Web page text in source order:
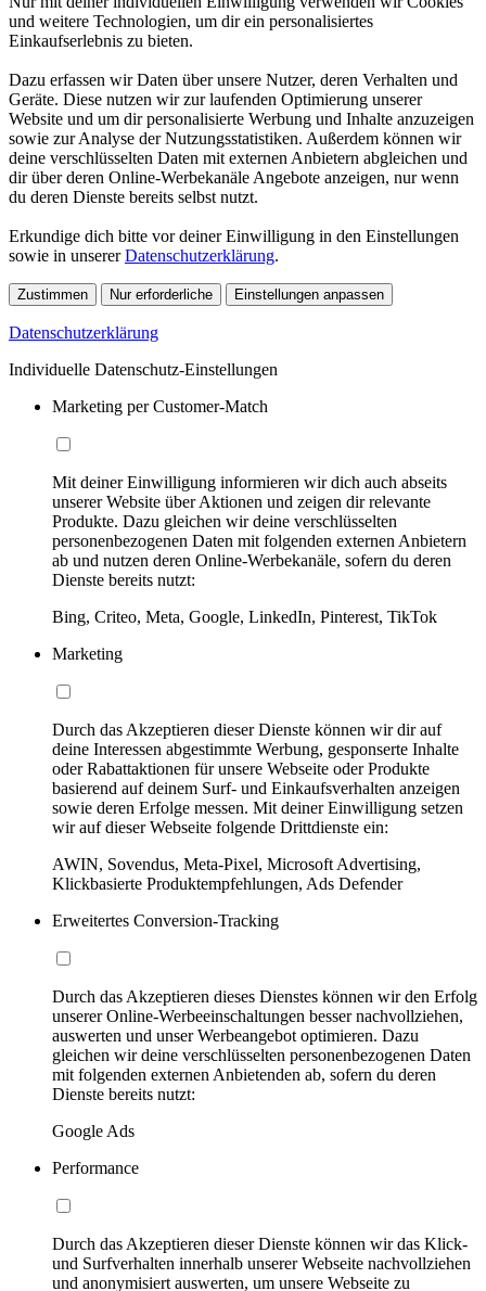
und weitere Technologien, um dir ein personalisiertes
Einkaufserlebnis zu bieten.
Dazu erfassen wir Daten über unsere Nutzer, deren Verhalten und
Geräte. Diese nutzen wir zur laufenden Optimierung unserer
Website und um dir personalisierte Werbung und Inhalte anzuzeigen
sowie zur Analyse der Nutzungsstatistiken. Außerdem können wir
deine verschlüsselten Daten mit externen Anbietern abgleichen und
dir über deren Online-Werbekanäle Angebote anzeigen, nur wenn
du deren Dienste bereits selbst nutzt.
Erkundige dich bitte vor deiner Einwilligung in den Einstellungen
sowie in unsererDatenschutzerklärung.
Zustimmen Nur erforderliche Einstellungen anpassen
Datenschutzerklärung
Individuelle Datenschutz-Einstellungen
Marketing per Customer-Match
Mit deiner Einwilligung informieren wir dich auch abseits
unserer Website über Aktionen und zeigen dir relevante
Produkte. Dazu gleichen wir deine verschlüsselten
personenbezogenen Daten mit folgenden externen Anbietern
ab und nutzen deren Online-Werbekanäle, sofern du deren
Dienste bereits nutzt:
Bing, Criteo, Meta, Google, LinkedIn, Pinterest, TikTok
Marketing
Durch das Akzeptieren dieser Dienste können wir dir auf
deine Interessen abgestimmte Werbung, gesponserte Inhalte
oder Rabattaktionen für unsere Webseite oder Produkte
basierend auf deinem Surf- und Einkaufsverhalten anzeigen
sowie deren Erfolge messen. Mit deiner Einwilligung setzen
wir auf dieser Webseite folgende Drittdienste ein:
AWIN, Sovendus, Meta-Pixel, Microsoft Advertising,
Klickbasierte Produktempfehlungen, Ads Defender
Erweitertes Conversion-Tracking
Durch das Akzeptieren dieses Dienstes können wir den Erfolg
unserer Online-Werbeeinschaltungen besser nachvollziehen,
auswerten und unser Werbeangebot optimieren. Dazu
gleichen wir deine verschlüsselten personenbezogenen Daten
mit folgenden externen Anbietenden ab, sofern du deren
Dienste bereits nutzt:
Google Ads
Performance
Durch das Akzeptieren dieser Dienste können wir das Klick-
und Surfverhalten innerhalb unserer Webseite nachvollziehen
und anonymisiert auswerten, um unsere Webseite zu